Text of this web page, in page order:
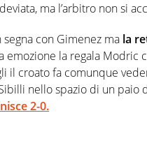
ma l’arbitro non si
segna con Gimenez ma la
emozione la regala Modric
il croato fa comunque
nello spazio di un
2-0.